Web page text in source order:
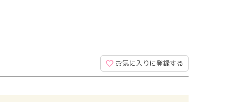
お気に入りに登録する